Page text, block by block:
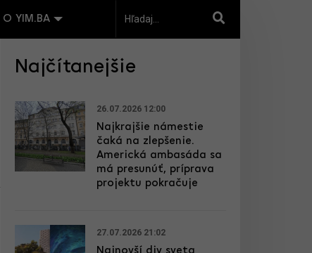
O YIM.BA
Najčítanejšie
26.07.2026 12:00
Najkrajšie námestie
čaká na zlepšenie.
Americká ambasáda sa
má presunúť, príprava
projektu pokračuje
27.07.2026 21:02